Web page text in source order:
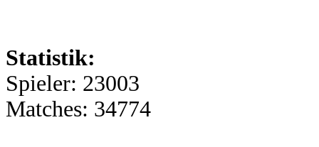
Statistik:
Spieler: 23003
Matches: 34774